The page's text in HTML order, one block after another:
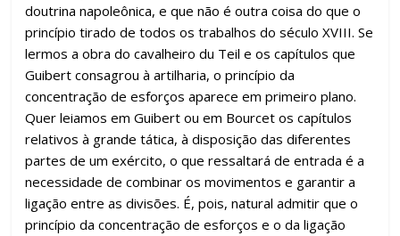
doutrina napoleônica, e que não é outra coisa do que o
princípio tirado de todos os trabalhos do século XVIII. Se
lermos a obra do cavalheiro du Teil e os capítulos que
Guibert consagrou à artilharia, o princípio da
concentração de esforços aparece em primeiro plano.
Quer leiamos em Guibert ou em Bourcet os capítulos
relativos à grande tática, à disposição das diferentes
partes de um exército, o que ressaltará de entrada é a
necessidade de combinar os movimentos e garantir a
ligação entre as divisões. É, pois, natural admitir que o
princípio da concentração de esforços e o da ligação